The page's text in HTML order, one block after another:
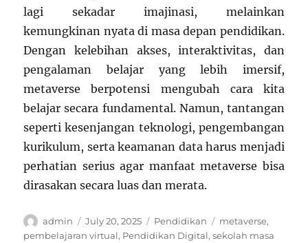
lagi sekadar imajinasi, melainkan
kemungkinan nyata di masa depan pendidikan.
Dengan kelebihan akses, interaktivitas, dan
pengalaman belajar yang lebih imersif,
metaverse berpotensi mengubah cara kita
belajar secara fundamental. Namun, tantangan
seperti kesenjangan teknologi, pengembangan
kurikulum, serta keamanan data harus menjadi
perhatian serius agar manfaat metaverse bisa
dirasakan secara luas dan merata.
Author
admin
Posted
on
July 20, 2025 Categories
Pendidikan Tags
metaverse,
pembelajaran virtual, Pendidikan Digital,sekolah masa